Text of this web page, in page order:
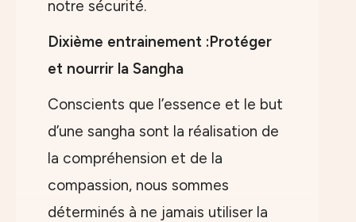
notre sécurité.
Dixième entrainement :Protéger
et nourrir la Sangha
Conscients que l’essence et le but
d’une sangha sont la réalisation de
la compréhension et de la
compassion, nous sommes
déterminés à ne jamais utiliser la